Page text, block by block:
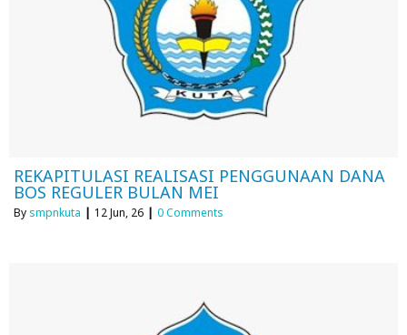
REKAPITULASI REALISASI PENGGUNAAN DANA
BOS REGULER BULAN MEI
By smpnkuta | 12Jun, 26 | 0 Comments